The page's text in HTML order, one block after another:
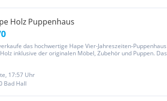
Holz Puppenhaus
das hochwertige Hape Vier-Jahreszeiten-Puppenhaus
inklusive der originalen Möbel, Zubehör und Puppen. Das
Treppe und...
17:57 Uhr
Bad Hall